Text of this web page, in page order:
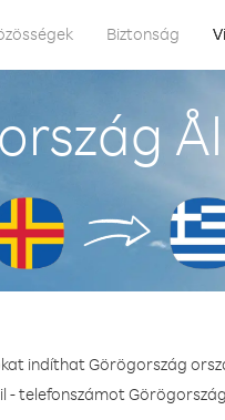
Biztonság
indíthat Görögország
- telefonszámot